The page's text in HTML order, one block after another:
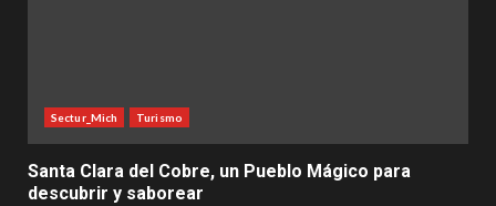
Sectur_Mich Turismo
Santa Clara del Cobre, un Pueblo Mágico para
descubrir y saborear